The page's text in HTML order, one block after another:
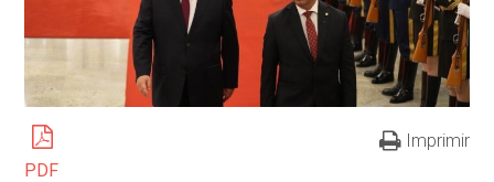
PDF
Imprimir